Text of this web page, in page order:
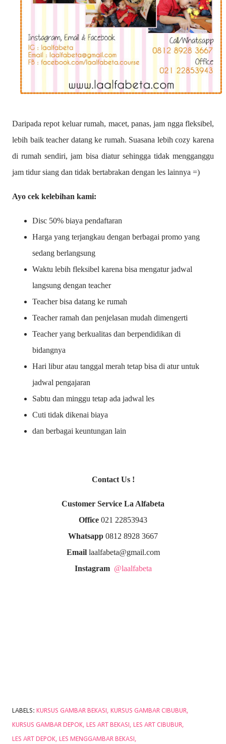
Daripada repot keluar rumah, macet, panas, jam ngga fleksibel,
lebih baik teacher datang ke rumah. Suasana lebih cozy karena
di rumah sendiri, jam bisa diatur sehingga tidak mengganggu
jam tidur siang dan tidak bertabrakan dengan les lainnya =)
Ayo cek kelebihan kami:
Disc 50% biaya pendaftaran
Harga yang terjangkau dengan berbagai promo yang
sedang berlangsung
Waktu lebih fleksibel karena bisa mengatur jadwal
langsung dengan teacher
Teacher bisa datang ke rumah
Teacher ramah dan penjelasan mudah dimengerti
Teacher yang berkualitas dan berpendidikan di
bidangnya
Hari libur atau tanggal merah tetap bisa di atur untuk
jadwal pengajaran
Sabtu dan minggu tetap ada jadwal les
Cuti tidak dikenai biaya
dan berbagai keuntungan lain
Contact Us !
Customer Service La Alfabeta
Office 021 22853943
Whatsapp 0812 8928 3667
Emaillaalfabeta@gmail.com
Instagram @laalfabeta
LABELS: KURSUS GAMBAR BEKASI
KURSUS GAMBAR CIBUBUR
KURSUS GAMBAR DEPOK LES ART BEKASI
LES ART CIBUBUR
LES ART DEPOK LES MENGGAMBAR BEKASI